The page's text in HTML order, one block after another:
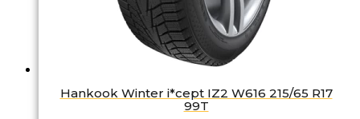
Hankook Winter i*cept IZ2 W616 215/65 R17
99T